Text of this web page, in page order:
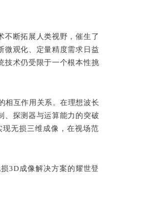
不断拓展人类视野，催生了
微观化、定量精度需求日益
技术仍受限于一个根本性挑
相互作用关系。在理想波长
、探测器与运算能力的突破
无损三维成像，在视场范
3D成像解决方案的耀世登